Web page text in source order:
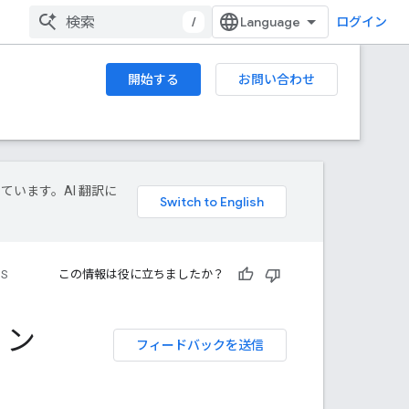
/ ログイン
開始する お問い合わせ
います。AI 翻訳に
この情報は役に立ちましたか？
フィードバックを送信